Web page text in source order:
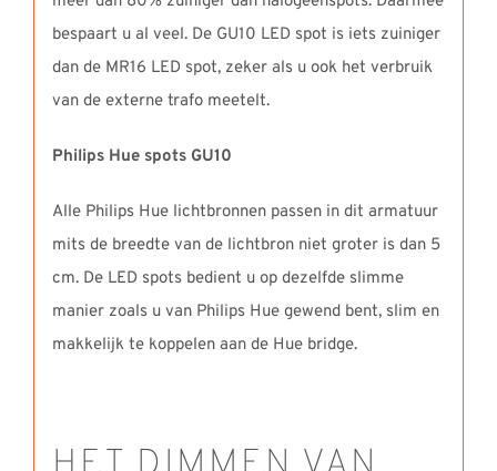
bespaart u al veel. De GU10 LED spot is iets zuiniger
dan de MR16 LED spot, zeker als u ook het verbruik
van de externe trafo meetelt.
Philips Hue spots GU10
Alle Philips Hue lichtbronnen passen in dit armatuur
mits de breedte van de lichtbron niet groter is dan 5
cm. De LED spots bedient u op dezelfde slimme
manier zoals u van Philips Hue gewend bent, slim en
makkelijk te koppelen aan de Hue bridge.